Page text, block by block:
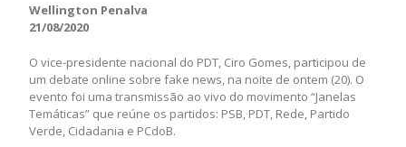
Wellington Penalva
21/08/2020
O vice-presidente nacional do PDT, Ciro Gomes, participou de
um debate online sobre fake news, na noite de ontem (20). O
evento foi uma transmissão ao vivo do movimento “Janelas
Temáticas” que reúne os partidos: PSB, PDT, Rede, Partido
Verde, Cidadania e PCdoB.